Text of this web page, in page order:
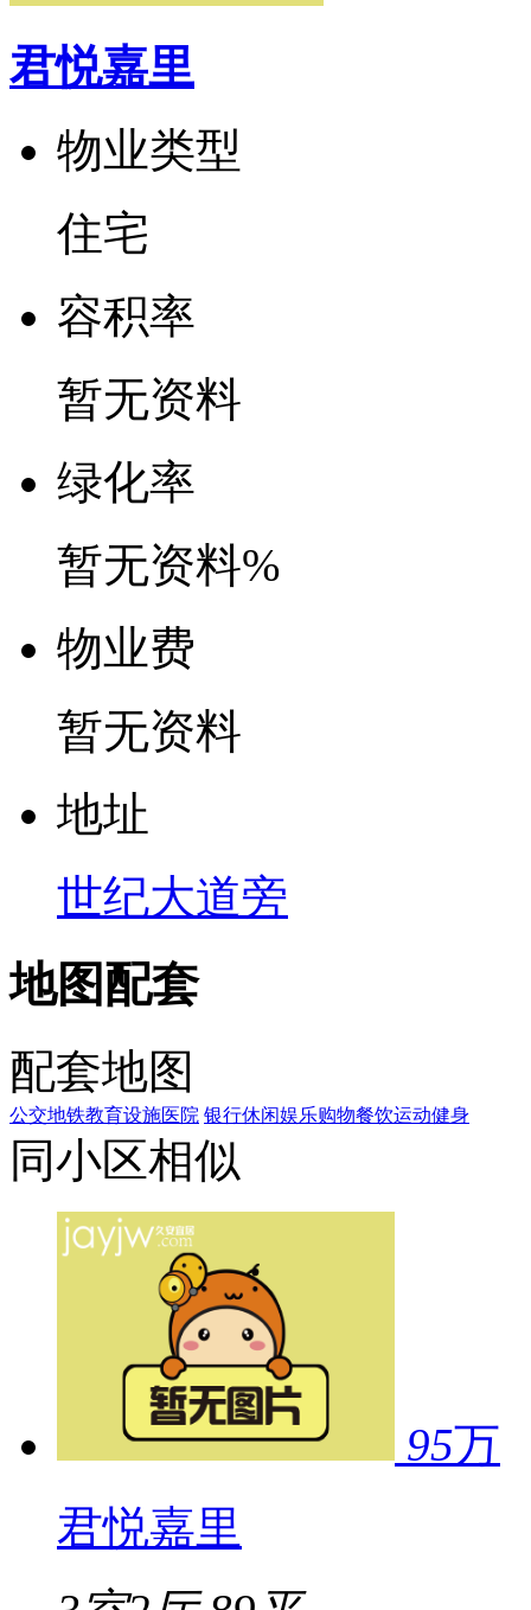
君悦嘉里
物业类型
住宅
容积率
暂无资料
绿化率
暂无资料%
物业费
暂无资料
地址
世纪大道旁
地图配套
配套地图
公交地铁教育设施医院 银行休闲娱乐购物餐饮运动健身
同小区相似
95万
君悦嘉里